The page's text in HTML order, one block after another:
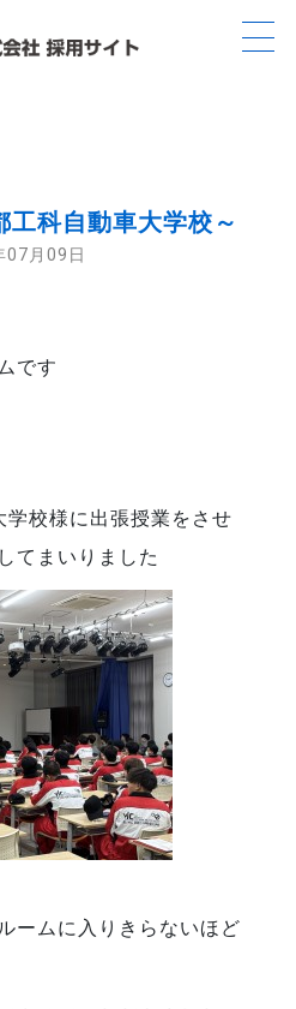
工科自動車大学校～
月09日
です
校様に出張授業をさせ
てまいりました
ームに入りきらないほど